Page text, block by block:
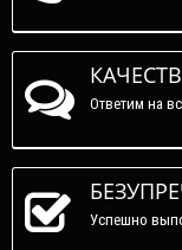
Ответим на
Успешно